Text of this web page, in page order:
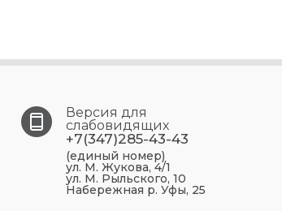
Версия для
слабовидящих
+7(347)285-43-43
(единый номер)
ул. М. Жукова, 4/1
ул. М. Рыльского, 10
Набережная р. Уфы, 25